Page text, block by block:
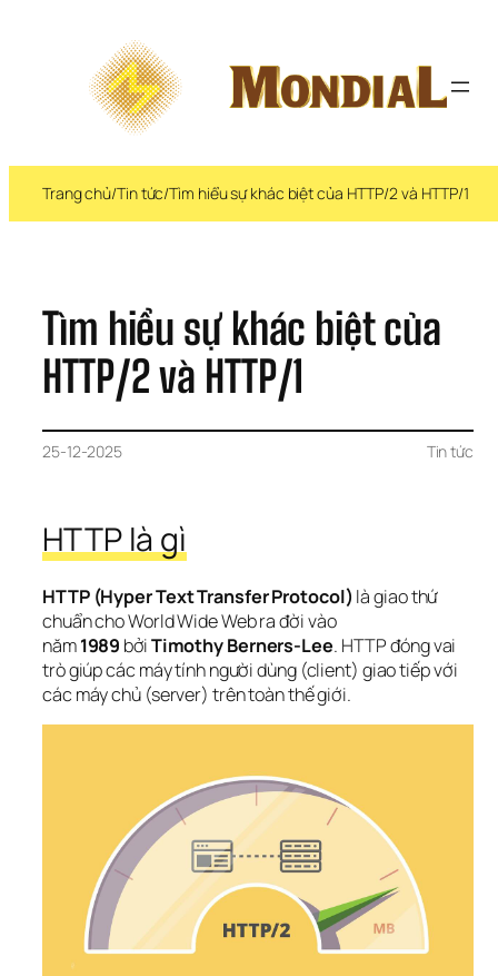
Trang chủ/Tin tức/Tìm hiểu sự khác biệt của HTTP/2 và HTTP/1
Tìm hiểu sự khác biệt của
HTTP/2 và HTTP/1
25-12-2025 Tin tức
HTTP là gì
HTTP (Hyper Text Transfer Protocol) là giao thứ
chuẩn cho World Wide Web ra đời vào
năm 1989 bởi Timothy Berners-Lee. HTTP đóng vai
trò giúp các máy tính người dùng (client) giao tiếp với
các máy chủ (server) trên toàn thế giới.